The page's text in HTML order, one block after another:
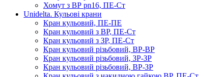
Хомут з ВР pn16, ПЕ-Ст
Unidelta. Кульові крани
Кран кульовий, ПЕ-ПЕ
Кран кульовий з ВР, ПЕ-Ст
Кран кульовий з ЗР, ПЕ-Ст
Кран кульовий різьбовий, ВР-ВР
Кран кульовий різьбовий, ЗР-ЗР
Кран кульовий різьбовий, ВР-ЗР